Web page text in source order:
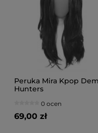
Peruka Mira Kpop
Hunters
0 ocen
69,00 zł